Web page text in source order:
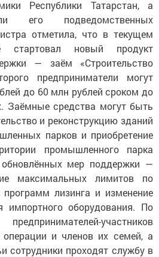
Республики Татарстан, а
его подведомственных
отметила, что в текущем
стартовал новый продукт
— заём «Строительство
предприниматели могут
до 60 млн рублей сроком до
Заёмные средства могут быть
и реконструкцию зданий
парков и приобретение
промышленного парка
мер поддержки —
максимальных лимитов по
лизинга и изменение
импортного оборудования. По
участников
операции и членов их семей, а
сотрудники проходят службу в